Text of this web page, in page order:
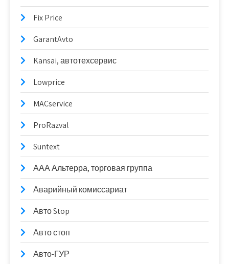
Fix Price
GarantAvto
Kansai, автотехсервис
Lowprice
MACservice
ProRazval
Suntext
ААА Альтерра, торговая группа
Аварийный комиссариат
Авто Stop
Авто стоп
Авто-ГУР